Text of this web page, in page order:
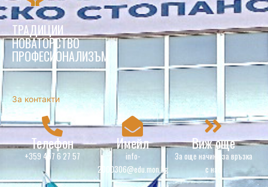
ТРАДИЦИИ
НОВАТОРСТВО
ПРОФЕСИОНАЛИЗЪМ
За контакти
Телефон
+359 457 6 27 57
Имейл
info-
2000306@edu.mon.bg
Виж още
За още начини за връзка
с нас